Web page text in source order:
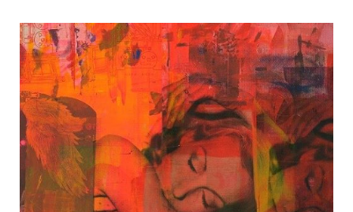
o
k
t
e
r
)
r
a
m
e
s
t